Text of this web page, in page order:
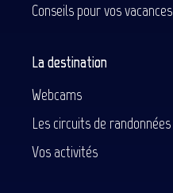
Conseils pour vos vacances
La destination
Webcams
Les circuits de randonnées
Vos activités